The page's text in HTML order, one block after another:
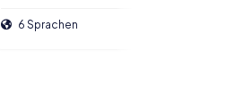
6 Sprachen